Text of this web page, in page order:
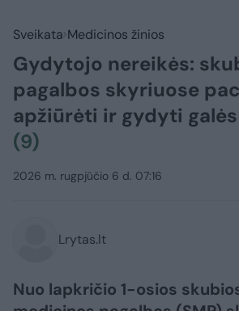
Sveikata Medicinos žinios
Gydytojo nereikės:
pagalbos skyriuose
apžiūrėti ir gydyti
(9)
2026 m. rugpjūčio 6 d. 07:16
Lrytas.lt
Nuo lapkričio 1-osios